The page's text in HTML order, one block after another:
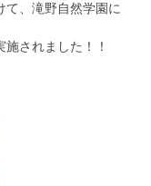
て、滝野自然学園に
施されました！！